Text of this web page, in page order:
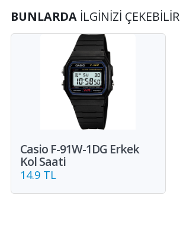
BUNLARDAİLGINIZI ÇEKEBILIR
Casio F-91W-1DG Erkek
Kol Saati
14.9 TL